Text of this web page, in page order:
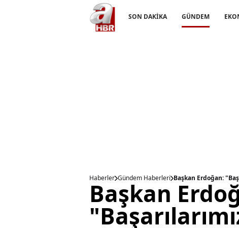
SON DAKİKA GÜNDEM
Haberler Gündem Haberleri Başkan Erdoğan:
Başkan